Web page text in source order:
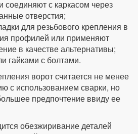
соединяют с каркасом через
отверстия;
для резьбового крепления в
профилей или применяют
в качестве альтернативы;
гайками с болтами.
ворот считается не менее
с использованием сварки, но
предпочтение ввиду ее
обезжиривание деталей